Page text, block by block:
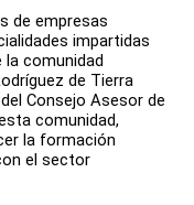
de empresas
impartidas
comunidad
de Tierra
Consejo Asesor de
comunidad,
la formación
el sector